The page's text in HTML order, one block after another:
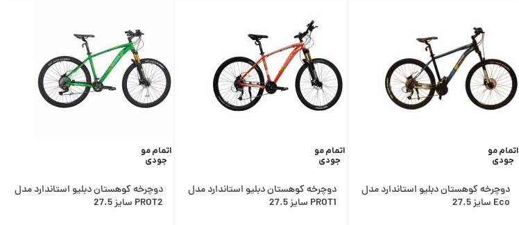
اتمام مو
جودی
دوچرخه کوهستان دبلیو استاندارد مدل
Eco سایز 27.5
اتمام مو
جودی
دوچرخه کوهستان دبلیو استاندارد مدل
PROT1 سایز 27.5
اتمام مو
جودی
دوچرخه کوهستان دبلیو استاندارد مدل
PROT2 سایز 27.5